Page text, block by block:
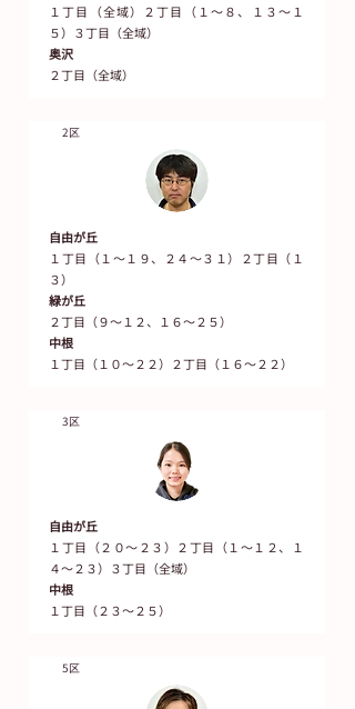
１丁目（全域）２丁目（１～８、１３～１
５）３丁目（全域）
奥沢
２丁目（全域）
2区
自由が丘
１丁目（１～１９、２４～３１）２丁目（１
３）
緑が丘
２丁目（９～１２、１６～２５）
中根
１丁目（１０〜２２）２丁目（１６～２２）
3区
自由が丘
１丁目（２０〜２３）２丁目（１〜１２、１
４〜２３）３丁目（全域）
中根
１丁目（２３～２５）
5区